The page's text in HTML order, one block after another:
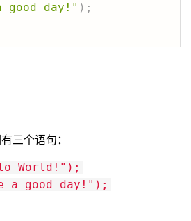
good day!" ) ;
三个语句：
World!");
a good day!");